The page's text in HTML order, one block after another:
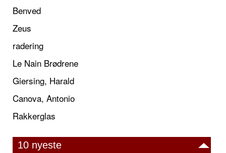
Benved
Zeus
radering
Le Nain Brødrene
Giersing, Harald
Canova, Antonio
Rakkerglas
10 nyeste